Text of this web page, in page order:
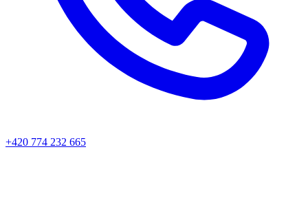
+420 774 232 665